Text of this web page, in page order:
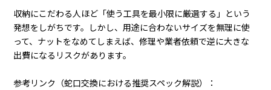
収納にこだわる人ほど「使う工具を最小限に厳選する」という
発想をしがちです。しかし、用途に合わないサイズを無理に使
って、ナットをなめてしまえば、修理や業者依頼で逆に大きな
出費になるリスクがあります。
参考リンク（蛇口交換における推奨スペック解説）：